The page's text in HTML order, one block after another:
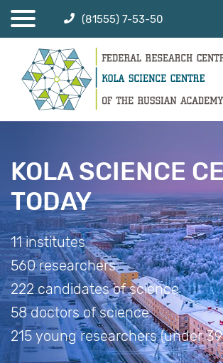
(81555) 7-53-50
KOLA SCIENCE
TODAY
11 institutes
560 researchers
222 candidates of science
58 doctors of science
215 young researchers (under